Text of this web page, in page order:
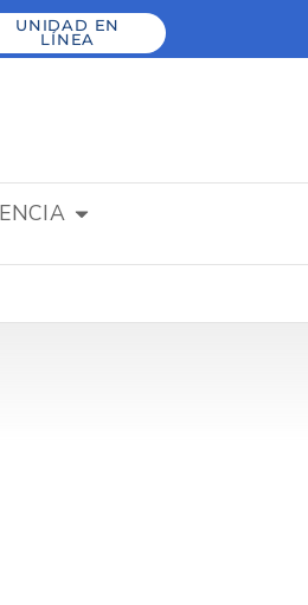
UNIDAD EN
LÍNEA